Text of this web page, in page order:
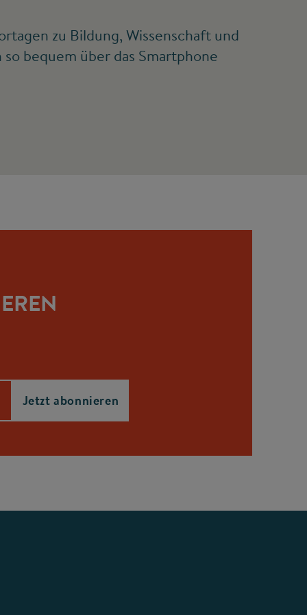
zu Bildung, Wissenschaft und
bequem über das Smartphone